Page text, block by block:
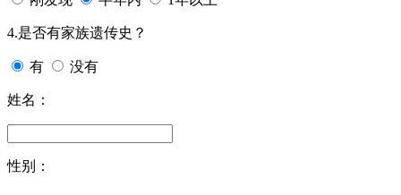
4.是否有家族遗传史？
有 没有
姓名：
性别：